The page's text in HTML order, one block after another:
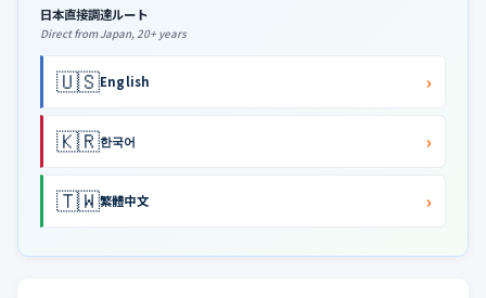
日本直接調達ルート
Direct from Japan, 20+ years
🇺🇸English ›
🇰🇷한국어 ›
🇹🇼繁體中文 ›